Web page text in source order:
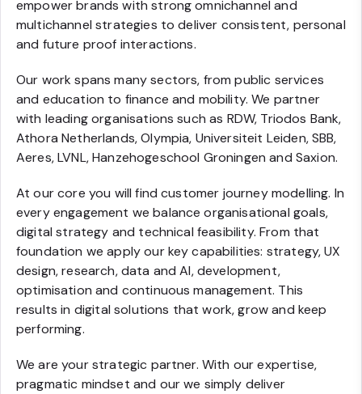
empower brands with strong omnichannel and
multichannel strategies to deliver consistent, personal
and future proof interactions.
Our work spans many sectors, from public services
and education to finance and mobility. We partner
with leading organisations such as RDW, Triodos Bank,
Athora Netherlands, Olympia, Universiteit Leiden, SBB,
Aeres, LVNL, Hanzehogeschool Groningen and Saxion.
At our core you will find customer journey modelling. In
every engagement we balance organisational goals,
digital strategy and technical feasibility. From that
foundation we apply our key capabilities: strategy, UX
design, research, data and AI, development,
optimisation and continuous management. This
results in digital solutions that work, grow and keep
performing.
We are your strategic partner. With our expertise,
pragmatic mindset and our we simply deliver